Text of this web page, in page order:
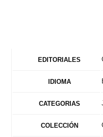
EDITORIALES
IDIOMA
CATEGORIAS
COLECCIÓN